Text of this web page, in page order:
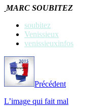
MARC SOUBITEZ
soubitez
Venissieux
venissieuxinfos
Précédent
L’image qui fait mal